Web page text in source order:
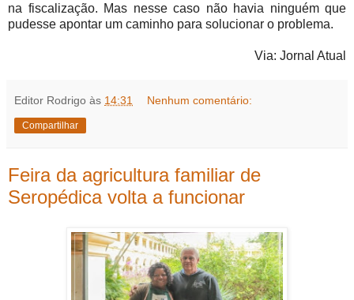
na fiscalização. Mas nesse caso não havia ninguém que
pudesse apontar um caminho para solucionar o problema.
Via: Jornal Atual
Editor Rodrigo às 14:31 Nenhum comentário:
Compartilhar
Feira da agricultura familiar de
Seropédica volta a funcionar